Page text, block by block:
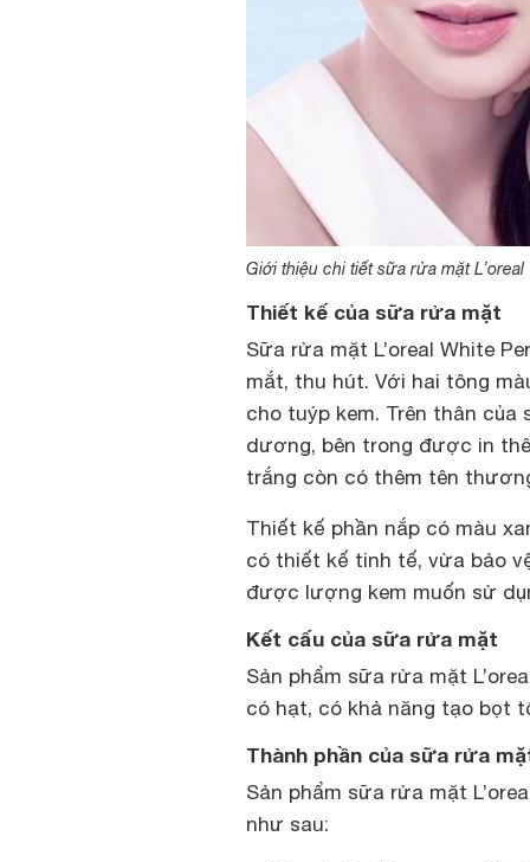
Giới thiệu chi tiết sữa rửa mặt
Thiết kế của sữa rửa mặt
Sữa rửa mặt L’oreal White
mắt, thu hút. Với hai tông
cho tuýp kem. Trên thân của
dương, bên trong được in
trắng còn có thêm tên
Thiết kế phần nắp có màu
có thiết kế tinh tế, vừa bảo
được lượng kem muốn sử
Kết cấu của sữa rửa mặt
Sản phẩm sữa rửa mặt
có hạt, có khả năng tạo bọt
Thành phần của sữa rửa
Sản phẩm sữa rửa mặt
như sau: